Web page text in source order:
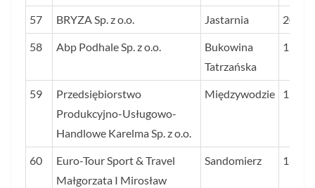
57 BRYZA Sp. z o.o. Jastarnia 20
58 Abp Podhale Sp. z o.o.
Bukowina
Tatrzańska
19
59
Przedsiębiorstwo
Produkcyjno-Usługowo-
Handlowe Karelma Sp. z o.o.
Międzywodzie 19
60
Euro-Tour Sport & Travel
Małgorzata I Mirosław
Sandomierz 18